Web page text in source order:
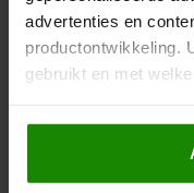
advertenties en
productontwikkeling.
gebruikt en met
Als u het toestaat,
Informatie
locatie, die tot